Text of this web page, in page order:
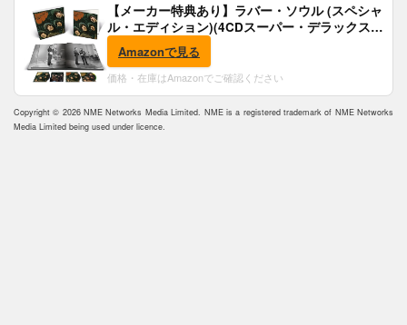
【メーカー特典あり】ラバー・ソウル (スペシャ
ル・エディション)(4CDスーパー・デラックス)
(完全生産限定盤)(SHM-CD)(特典:B2ポスター付)
Amazonで見る
価格・在庫はAmazonでご確認ください
Copyright © 2026 NME Networks Media Limited. NME is a registered trademark of NME Networks
Media Limited being used under licence.